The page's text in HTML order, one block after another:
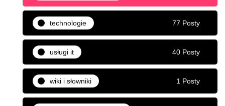
technologie 77 Posty
usługi it 40 Posty
wiki i słowniki 1 Posty